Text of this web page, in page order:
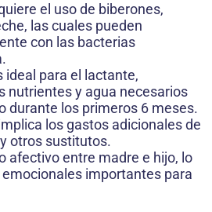
el uso de biberones,
las cuales pueden
con las bacterias
ideal para el lactante,
nutrientes y agua necesarios
durante los primeros 6 meses.
los gastos adicionales de
otros sustitutos.
afectivo entre madre e hijo, lo
importantes para